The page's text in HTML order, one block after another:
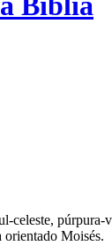
celeste, púrpura-
orientado Moisés.